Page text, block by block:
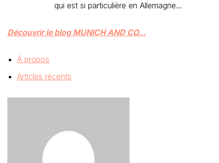
qui est si particulière en Allemagne…
Découvrir le blog MUNICH AND CO…
À propos
Articles récents